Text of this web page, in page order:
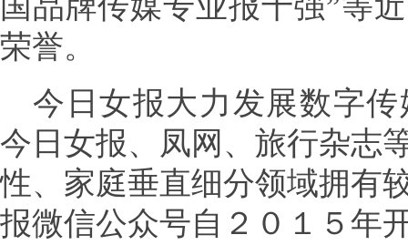
荣誉。
今日女报大力发展数字
今日女报、凤网、旅行杂志
性、家庭垂直细分领域拥有
报微信公众号自２０１５年